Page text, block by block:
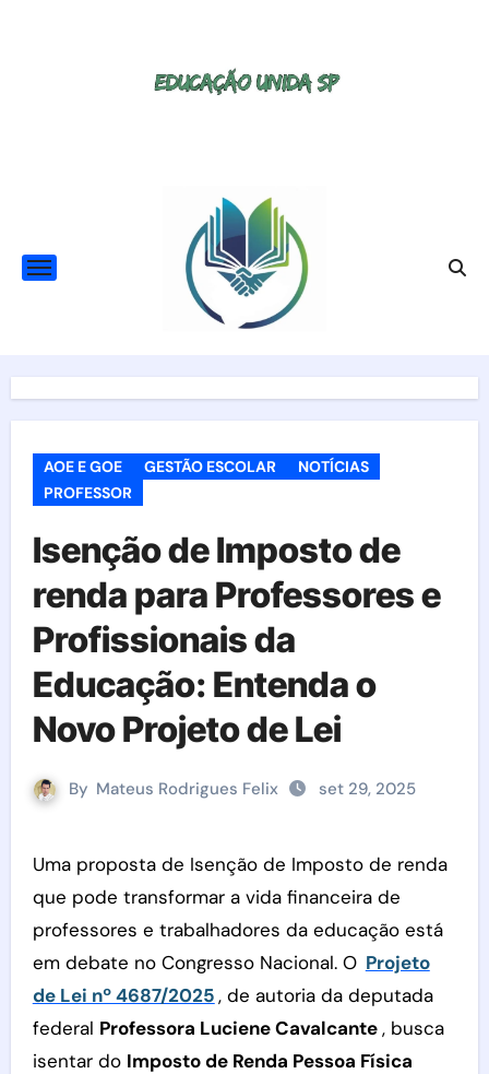
AOE E GOE GESTÃO ESCOLAR
NOTÍCIAS
PROFESSOR
Isenção de Imposto de
renda para Professores e
Profissionais da
Educação: Entenda o
Novo Projeto de Lei
By Mateus Rodrigues Felix set 29, 2025
Uma proposta de Isenção de Imposto de renda
que pode transformar a vida financeira de
professores e trabalhadores da educação está
em debate no Congresso Nacional. O Projeto
de Lei nº 4687/2025, de autoria da deputada
federal Professora Luciene Cavalcante, busca
isentar do Imposto de Renda Pessoa Física